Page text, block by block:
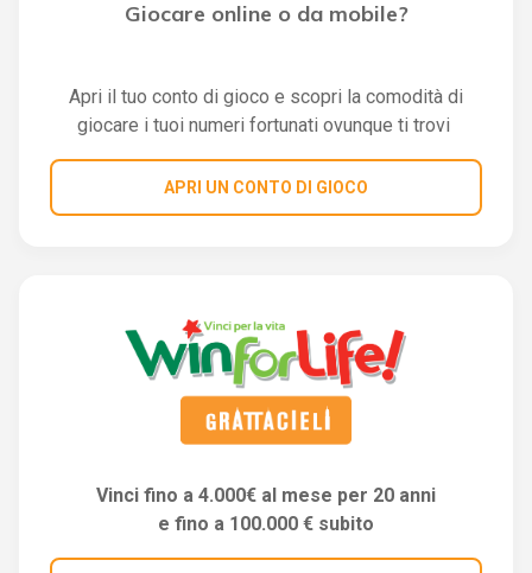
Giocare online o da mobile?
Apri il tuo conto di gioco e scopri la comodità di
giocare i tuoi numeri fortunati ovunque ti trovi
APRI UN CONTO DI GIOCO
Vinci fino a 4.000€ al mese per 20 anni
e fino a 100.000 € subito